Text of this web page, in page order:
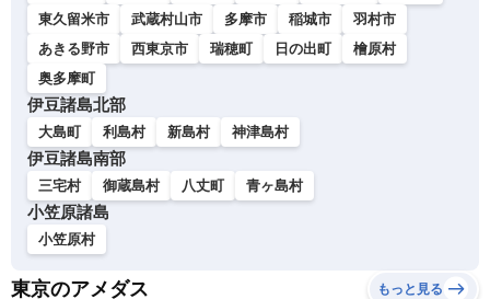
東久留米市
武蔵村山市 多摩市 稲城市
羽村市
あきる野市
西東京市 瑞穂町 日の出町
檜原村
奥多摩町
伊豆諸島北部
大島町 利島村 新島村 神津島村
伊豆諸島南部
三宅村 御蔵島村 八丈町 青ヶ島村
小笠原諸島
小笠原村
東京のアメダス もっと見る